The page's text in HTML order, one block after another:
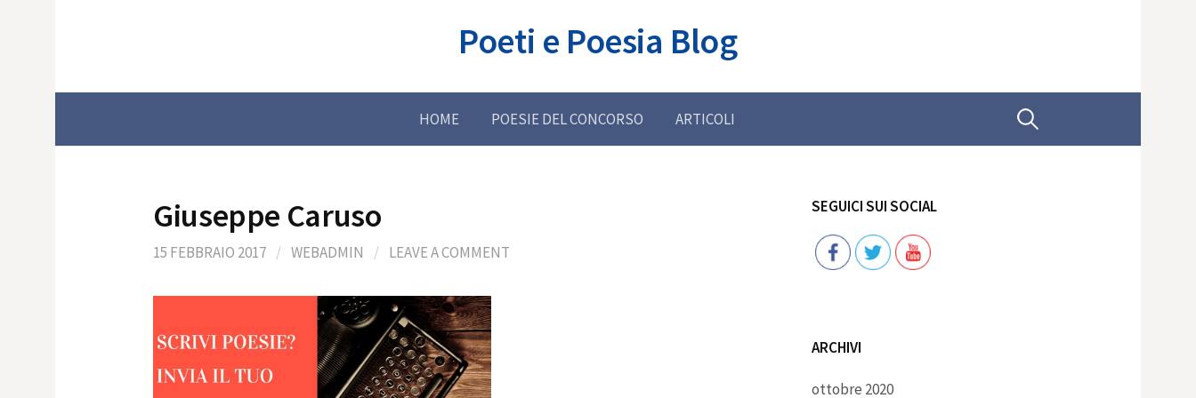
Poeti e Poesia Blog
HOME POESIE DEL CONCORSO ARTICOLI Ricerca
Giuseppe Caruso
15 FEBBRAIO 2017 / WEBADMIN / LEAVE A COMMENT
SEGUICI SUI SOCIAL
Follow
ARCHIVI
ottobre 2020